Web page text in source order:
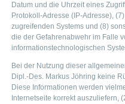
Datum und die Uhrzeit eines
Protokoll-Adresse (IP-Adresse),
zugreifenden Systems und (8)
die der Gefahrenabwehr im Falle
informationstechnologischen
Bei der Nutzung dieser
Dipl.-Des. Markus Jöhring keine
Diese Informationen werden
Internetseite korrekt auszuliefern,